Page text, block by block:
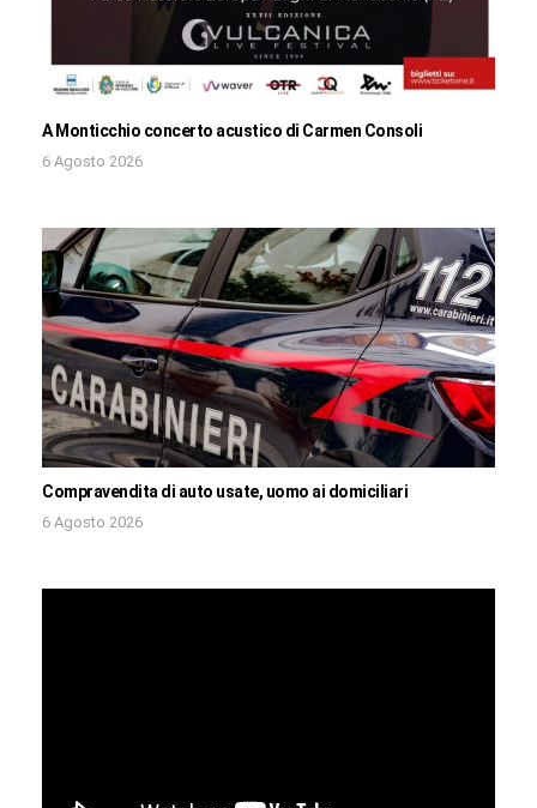
A Monticchio concerto acustico di Carmen Consoli
6 Agosto 2026
Compravendita di auto usate, uomo ai domiciliari
6 Agosto 2026